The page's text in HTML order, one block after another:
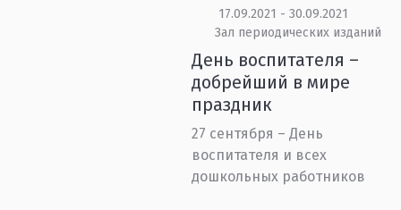
17.09.2021 - 30.09.2021
Зал периодических изданий
День воспитателя –
добрейший в мире
праздник
27 сентября – День
воспитателя и всех
дошкольных работников